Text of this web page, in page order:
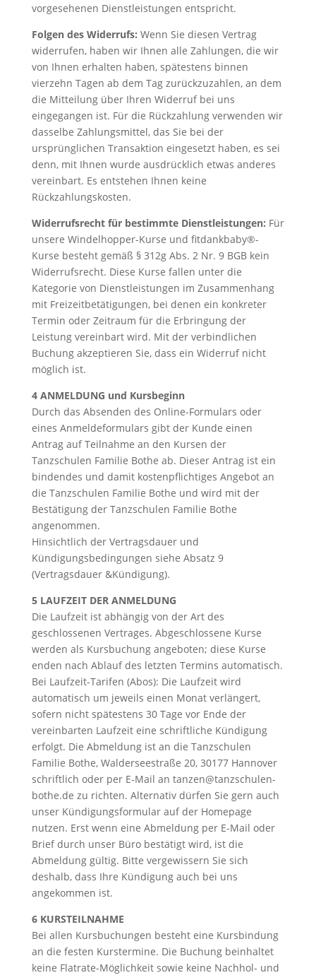
vorgesehenen Dienstleistungen entspricht.
Folgen des Widerrufs: Wenn Sie diesen Vertrag
widerrufen, haben wir Ihnen alle Zahlungen, die wir
von Ihnen erhalten haben, spätestens binnen
vierzehn Tagen ab dem Tag zurückzuzahlen, an dem
die Mitteilung über Ihren Widerruf bei uns
eingegangen ist. Für die Rückzahlung verwenden wir
dasselbe Zahlungsmittel, das Sie bei der
ursprünglichen Transaktion eingesetzt haben, es sei
denn, mit Ihnen wurde ausdrücklich etwas anderes
vereinbart. Es entstehen Ihnen keine
Rückzahlungskosten.
Widerrufsrecht für bestimmte Dienstleistungen: Für
unsere Windelhopper-Kurse und fitdankbaby®-
Kurse besteht gemäß § 312g Abs. 2 Nr. 9 BGB kein
Widerrufsrecht. Diese Kurse fallen unter die
Kategorie von Dienstleistungen im Zusammenhang
mit Freizeitbetätigungen, bei denen ein konkreter
Termin oder Zeitraum für die Erbringung der
Leistung vereinbart wird. Mit der verbindlichen
Buchung akzeptieren Sie, dass ein Widerruf nicht
möglich ist.
4 ANMELDUNG und Kursbeginn
Durch das Absenden des Online-Formulars oder
eines Anmeldeformulars gibt der Kunde einen
Antrag auf Teilnahme an den Kursen der
Tanzschulen Familie Bothe ab. Dieser Antrag ist ein
bindendes und damit kostenpflichtiges Angebot an
die Tanzschulen Familie Bothe und wird mit der
Bestätigung der Tanzschulen Familie Bothe
angenommen.
Hinsichtlich der Vertragsdauer und
Kündigungsbedingungen siehe Absatz 9
(Vertragsdauer &Kündigung).
5 LAUFZEIT DER ANMELDUNG
Die Laufzeit ist abhängig von der Art des
geschlossenen Vertrages. Abgeschlossene Kurse
werden als Kursbuchung angeboten; diese Kurse
enden nach Ablauf des letzten Termins automatisch.
Bei Laufzeit-Tarifen (Abos): Die Laufzeit wird
automatisch um jeweils einen Monat verlängert,
sofern nicht spätestens 30 Tage vor Ende der
vereinbarten Laufzeit eine schriftliche Kündigung
erfolgt. Die Abmeldung ist an die Tanzschulen
Familie Bothe, Walderseestraße 20, 30177 Hannover
schriftlich oder per E-Mail an tanzen@tanzschulen-
bothe.de zu richten. Alternativ dürfen Sie gern auch
unser Kündigungsformular auf der Homepage
nutzen. Erst wenn eine Abmeldung per E-Mail oder
Brief durch unser Büro bestätigt wird, ist die
Abmeldung gültig. Bitte vergewissern Sie sich
deshalb, dass Ihre Kündigung auch bei uns
angekommen ist.
6 KURSTEILNAHME
Bei allen Kursbuchungen besteht eine Kursbindung
an die festen Kurstermine. Die Buchung beinhaltet
keine Flatrate-Möglichkeit sowie keine Nachhol- und